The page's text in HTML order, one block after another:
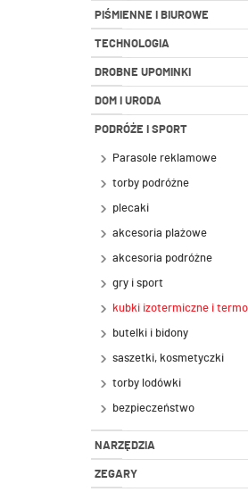
PIŚMIENNE I BIUROWE
TECHNOLOGIA
DROBNE UPOMINKI
DOM I URODA
PODRÓŻE I SPORT
Parasole reklamowe
torby podróżne
plecaki
akcesoria plażowe
akcesoria podróżne
gry i sport
kubki izotermiczne i
butelki i bidony
saszetki, kosmetyczki
torby lodówki
bezpieczeństwo
NARZĘDZIA
ZEGARY